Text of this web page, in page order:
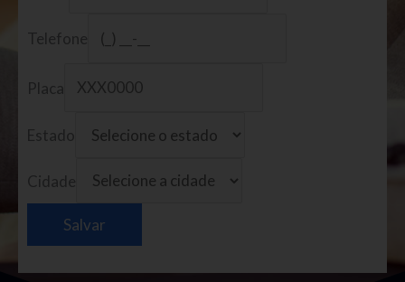
Telefone
Placa
Estado
Cidade
Salvar